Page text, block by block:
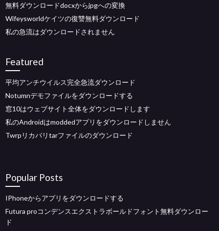
無料ダウンロードdocxからjpgへの変換
Wifeysworldケイツの復讐無料ダウンロード
私の急流はダウンロードされません
Featured
平均アンチウイルス完全急流ダウンロード
Notumnデモファイルをダウンロードする
窓10はウェブサイト全体をダウンロードします
私のAndroidはmoddedアプリをダウンロードしません
Twrpリカバリtarファイルのダウンロード
Popular Posts
IPhoneからアプリをダウンロードする
Futura proコンデンスエクストラボールドフォント無料ダウンロー
ド